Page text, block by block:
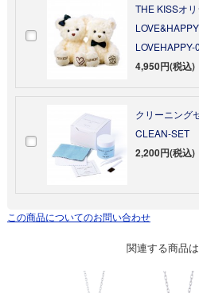
THE KISSオ
4,950円(税込)
クリーニング
CLEAN-SET
2,200円(税込)
この商品についてのお問い合わせ
関連する商品